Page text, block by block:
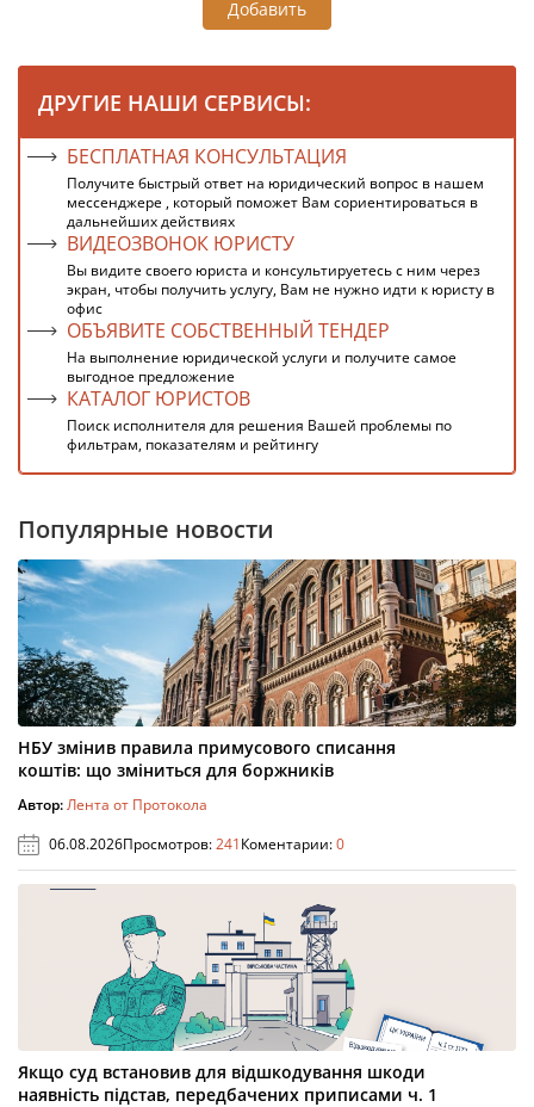
Добавить
ДРУГИЕ НАШИ СЕРВИСЫ:
БЕСПЛАТНАЯ КОНСУЛЬТАЦИЯ
Получите быстрый ответ на юридический вопрос в нашем
мессенджере , который поможет Вам сориентироваться в
дальнейших действиях
ВИДЕОЗВОНОК ЮРИСТУ
Вы видите своего юриста и консультируетесь с ним через
экран, чтобы получить услугу, Вам не нужно идти к юристу в
офис
ОБЪЯВИТЕ СОБСТВЕННЫЙ ТЕНДЕР
На выполнение юридической услуги и получите самое
выгодное предложение
КАТАЛОГ ЮРИСТОВ
Поиск исполнителя для решения Вашей проблемы по
фильтрам, показателям и рейтингу
Популярные новости
НБУ змінив правила примусового списання
коштів: що зміниться для боржників
Автор:Лента от Протокола
06.08.2026Просмотров:241Коментарии:0
Якщо суд встановив для відшкодування шкоди
наявність підстав, передбачених приписами ч. 1